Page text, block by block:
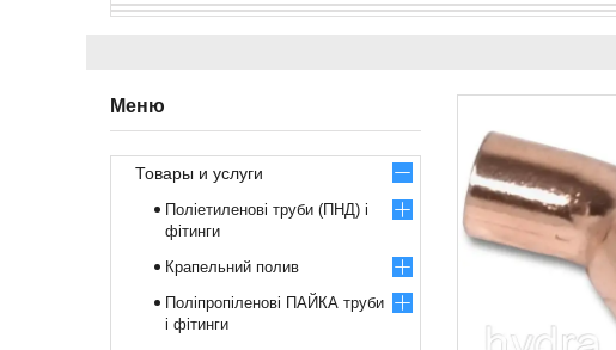
Товары и услуги
Поліетиленові труби (ПНД) і
фітинги
Крапельний полив
Поліпропіленові ПАЙКА труби
і фітинги